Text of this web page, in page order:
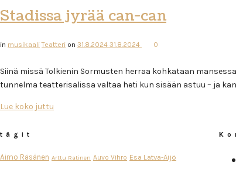
Stadissa jyrää can-can
in musikaali Teatteri on 31.8.2024 31.8.2024 0
Siinä missä Tolkienin Sormusten herraa kohkataan
tunnelma teatterisalissa valtaa heti kun sisään astuu – ja
Lue koko juttu
tägit
Aimo Räsänen Arttu Ratinen Auvo Vihro Esa Latva-Äijö